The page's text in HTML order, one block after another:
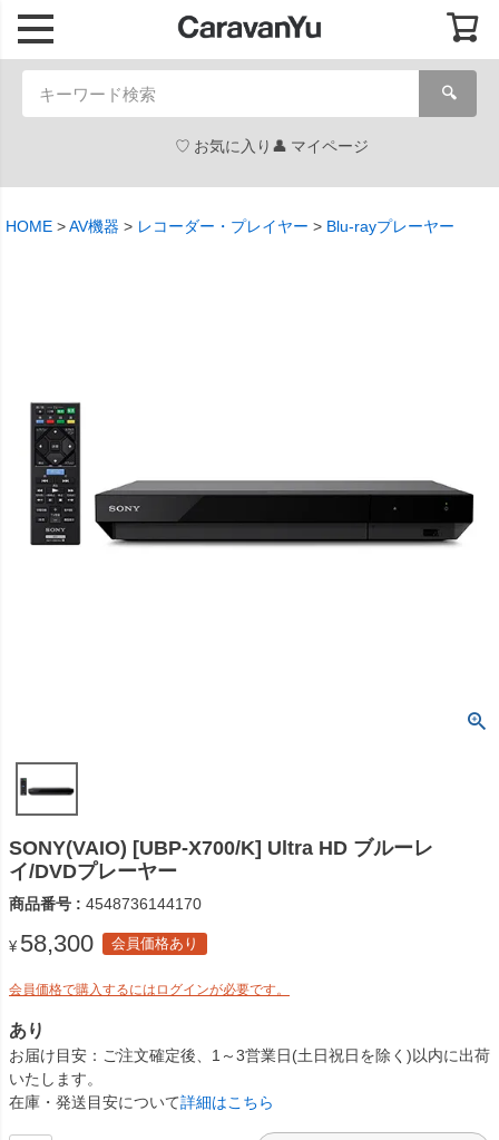
🔍
お気に入り マイページ
HOME AV機器 レコーダー・プレイヤー Blu-rayプレーヤー
SONY(VAIO) [UBP-X700/K] Ultra HD ブルーレ
イ/DVDプレーヤー
商品番号 4548736144170
¥ 58,300 会員価格あり
会員価格で購入するにはログインが必要です。
あり
お届け目安
ご注文確定後、1～3営業日(土日祝日を除く)以内に出荷
いたします。
在庫・発送目安について詳細はこちら